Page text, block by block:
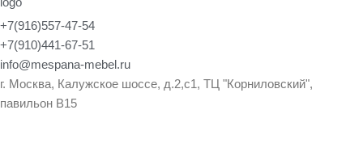
+7(916)557-47-54
+7(910)441-67-51
info@mespana-mebel.ru
г. Москва, Калужское шоссе, д.2,с1, ТЦ "Корниловский",
павильон В15